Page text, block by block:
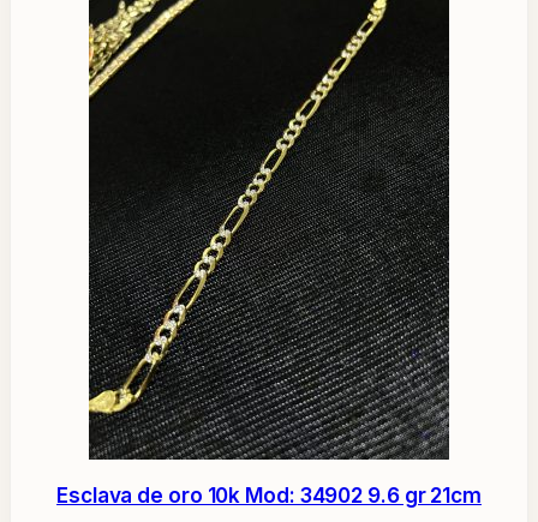
Esclava de oro 10k Mod: 34902 9.6 gr 21cm